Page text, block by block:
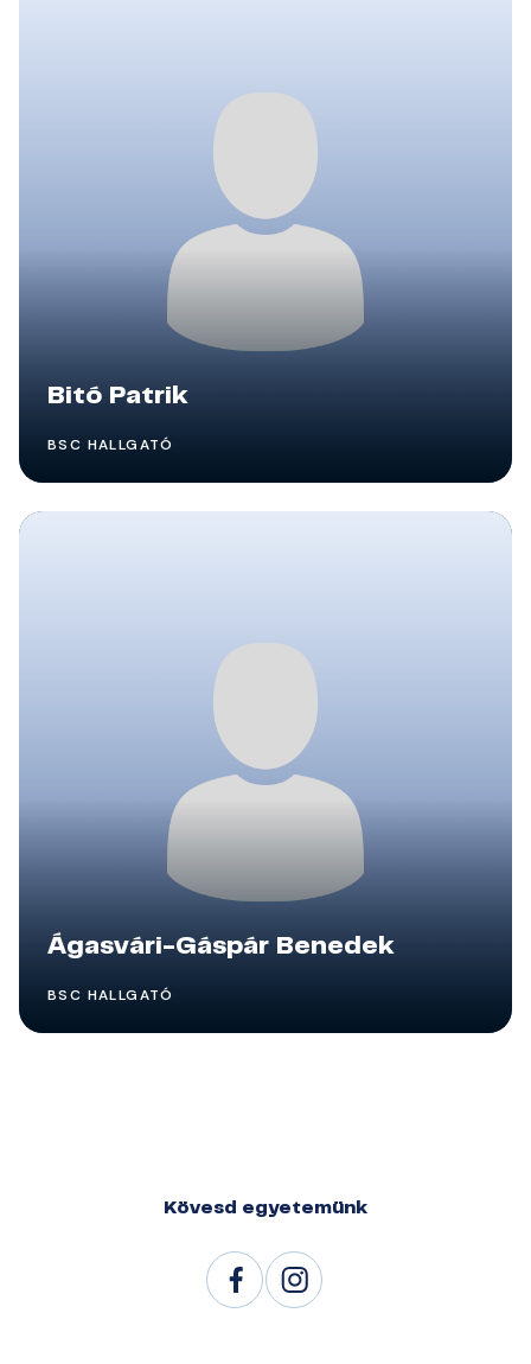
Bitó Patrik
BSC HALLGATÓ
Ágasvári-Gáspár Benedek
BSC HALLGATÓ
Kövesd egyetemünk